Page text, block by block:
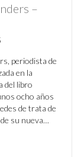
–
periodista de
en la
del libro
ocho años
de trata de
su nueva…